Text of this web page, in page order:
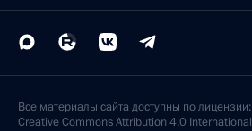
Все материалы сайта доступны по лицензии:
Creative Commons Attribution 4.0 International